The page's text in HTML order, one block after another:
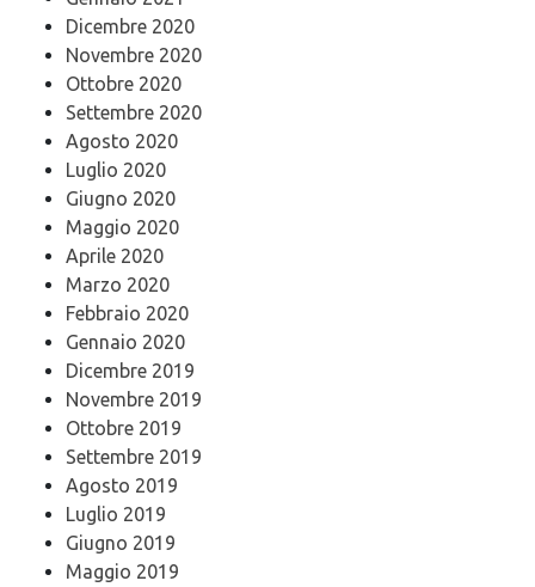
Dicembre 2020
Novembre 2020
Ottobre 2020
Settembre 2020
Agosto 2020
Luglio 2020
Giugno 2020
Maggio 2020
Aprile 2020
Marzo 2020
Febbraio 2020
Gennaio 2020
Dicembre 2019
Novembre 2019
Ottobre 2019
Settembre 2019
Agosto 2019
Luglio 2019
Giugno 2019
Maggio 2019